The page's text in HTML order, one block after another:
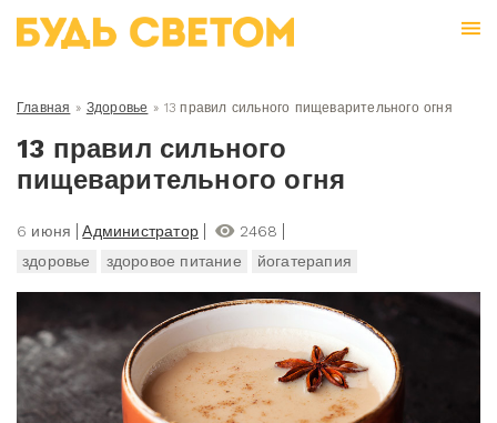
Главная » Здоровье » 13 правил сильного пищеварительного огня
13 правил сильного
пищеварительного огня
6 июня Администратор
2468
здоровье
здоровое питание йогатерапия